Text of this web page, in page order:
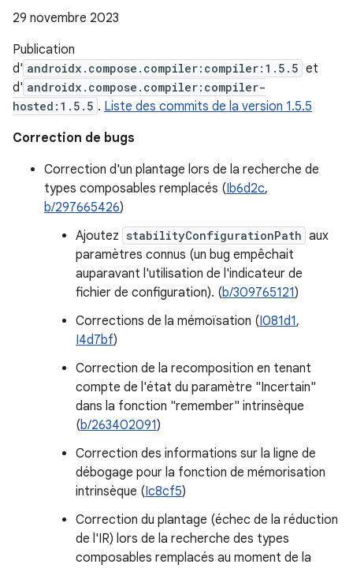
29 novembre 2023
Publication
d' androidx.compose.compiler:compiler:1.5.5 et
d' androidx.compose.compiler:compiler-
hosted:1.5.5 . Liste des commits de la version 1.5.5
Correction de bugs
Correction d'un plantage lors de la recherche de
types composables remplacés (Ib6d2c,
b/297665426)
Ajoutez stabilityConfigurationPath aux
paramètres connus (un bug empêchait
auparavant l'utilisation de l'indicateur de
fichier de configuration). (b/309765121)
Corrections de la mémoïsation (I081d1,
I4d7bf)
Correction de la recomposition en tenant
compte de l'état du paramètre "Incertain"
dans la fonction "remember" intrinsèque
(b/263402091)
Correction des informations sur la ligne de
débogage pour la fonction de mémorisation
intrinsèque (Ic8cf5)
Correction du plantage (échec de la réduction
de l'IR) lors de la recherche des types
composables remplacés au moment de la